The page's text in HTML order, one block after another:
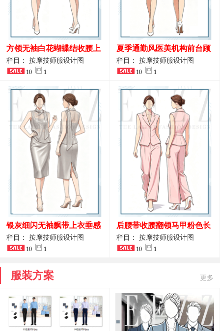
方领无袖白花蝴蝶结收腰上
衣 SPA会所接待工作制服设
计
栏目： 按摩技师服设计图
10 1
夏季通勤风医美机构前台顾
问端庄工作制服
栏目： 按摩技师服设计图
10 1
银灰细闪无袖飘带上衣垂感
开叉中长裙 星级酒店前厅礼
仪高级全套工作服
栏目： 按摩技师服设计图
10 1
后腰带收腰翻领马甲粉色长
裤套装 美容门店前台主管精
致高级工装
栏目： 按摩技师服设计图
10 1
服装方案 更多